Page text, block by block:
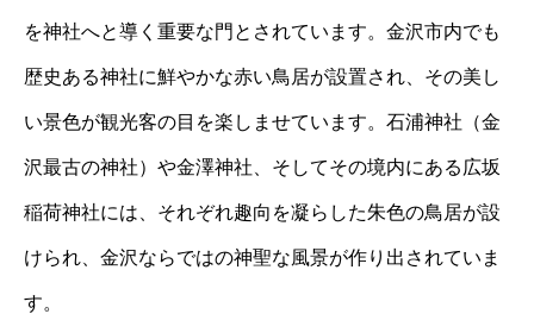
を神社へと導く重要な門とされています。金沢市内でも
歴史ある神社に鮮やかな赤い鳥居が設置され、その美し
い景色が観光客の目を楽しませています。石浦神社（金
沢最古の神社）や金澤神社、そしてその境内にある広坂
稲荷神社には、それぞれ趣向を凝らした朱色の鳥居が設
けられ、金沢ならではの神聖な風景が作り出されていま
す。